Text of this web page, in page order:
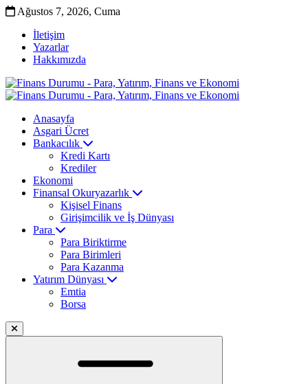
Ağustos 7, 2026, Cuma
İletişim
Yazarlar
Hakkımızda
Anasayfa
Asgari Ücret
Bankacılık
Kredi Kartı
Krediler
Ekonomi
Finansal Okuryazarlık
Kişisel Finans
Girişimcilik ve İş Dünyası
Para
Para Biriktirme
Para Birimleri
Para Kazanma
Yatırım Dünyası
Emtia
Borsa